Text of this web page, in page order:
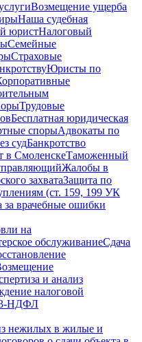
Возмещение ущерба
Наша судебная
юристНалоговый
Семейные
Страховые
Юристы по
Трудовые
Бесплатная юридическая
спорыАдвокаты по
судБанкротство
в СмоленскеТаможенный
Жалобы в
захватаЗащита по
(ст. 159, 199 УК
врачебные ошибки
на
обслуживаниеСдача
и анализ
налоговой
3-НДФЛ
нежилых в жилые и